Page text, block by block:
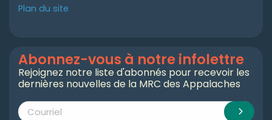
Plan du site
Abonnez-vous à notre infolettre
Rejoignez notre liste d'abonnés pour recevoir les
dernières nouvelles de la MRC des Appalaches